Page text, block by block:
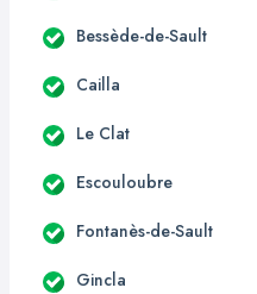
Bessède-de-Sault
Cailla
Le Clat
Escouloubre
Fontanès-de-Sault
Gincla